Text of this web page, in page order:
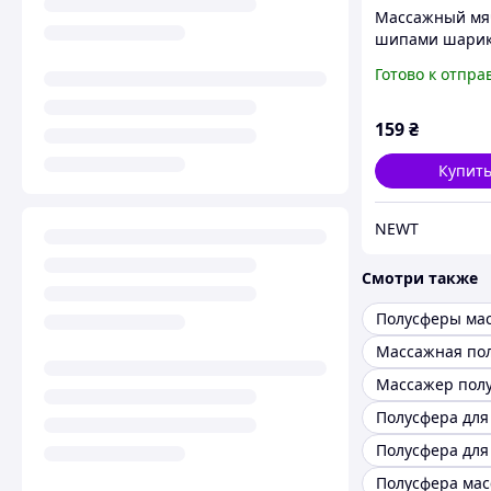
Массажный
шипами
спины стопы
Готово к
159₴
Купить
NEWT
Смотри также
Полусферы
Массажер
Полусфера